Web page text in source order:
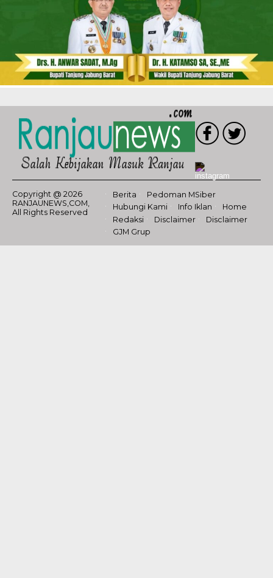
Copyright @ 2026
RANJAUNEWS,COM,
All Rights Reserved
Berita
Pedoman MSiber
Hubungi Kami
Info Iklan
Home
Redaksi
Disclaimer
Disclaimer
GJM Grup